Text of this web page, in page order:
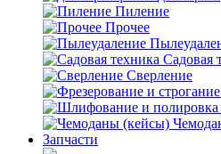
Пиление
Прочее
Садовая
Сверление
Запчасти